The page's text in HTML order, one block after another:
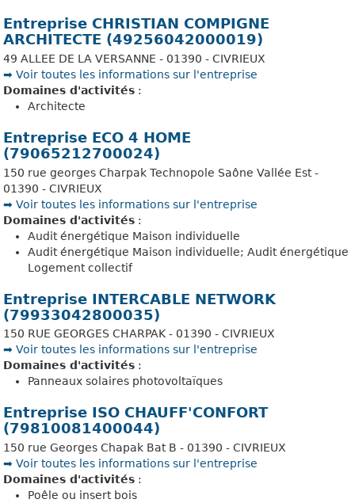
Entreprise CHRISTIAN COMPIGNE
ARCHITECTE (49256042000019)
49 ALLEE DE LA VERSANNE - 01390 - CIVRIEUX
➡️ Voir toutes les informations sur l'entreprise
Domaines d'activités :
Architecte
Entreprise ECO 4 HOME
(79065212700024)
150 rue georges Charpak Technopole Saône Vallée Est -
01390 - CIVRIEUX
➡️ Voir toutes les informations sur l'entreprise
Domaines d'activités :
Audit énergétique Maison individuelle
Audit énergétique Maison individuelle; Audit énergétique
Logement collectif
Entreprise INTERCABLE NETWORK
(79933042800035)
150 RUE GEORGES CHARPAK - 01390 - CIVRIEUX
➡️ Voir toutes les informations sur l'entreprise
Domaines d'activités :
Panneaux solaires photovoltaïques
Entreprise ISO CHAUFF'CONFORT
(79810081400044)
150 rue Georges Chapak Bat B - 01390 - CIVRIEUX
➡️ Voir toutes les informations sur l'entreprise
Domaines d'activités :
Poêle ou insert bois